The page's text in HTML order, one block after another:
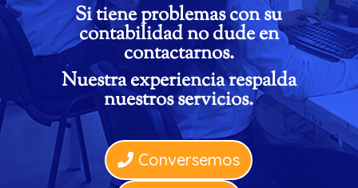
Si tiene problemas con su
contabilidad no dude en
contactarnos.
Nuestra experiencia respalda
nuestros servicios.
Conversemos